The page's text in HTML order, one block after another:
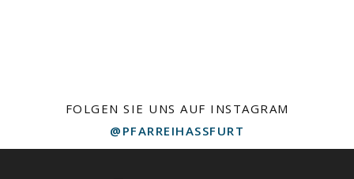
FOLGEN SIE UNS AUF INSTAGRAM
@PFARREIHASSFURT